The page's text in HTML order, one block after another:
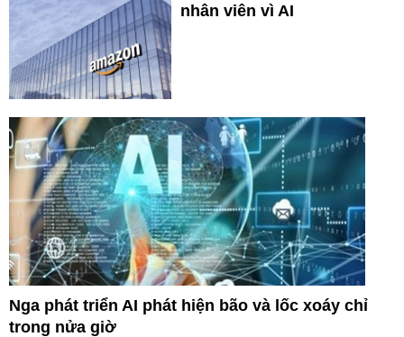
nhân viên vì AI
Nga phát triển AI phát hiện bão và lốc xoáy chỉ
trong nửa giờ